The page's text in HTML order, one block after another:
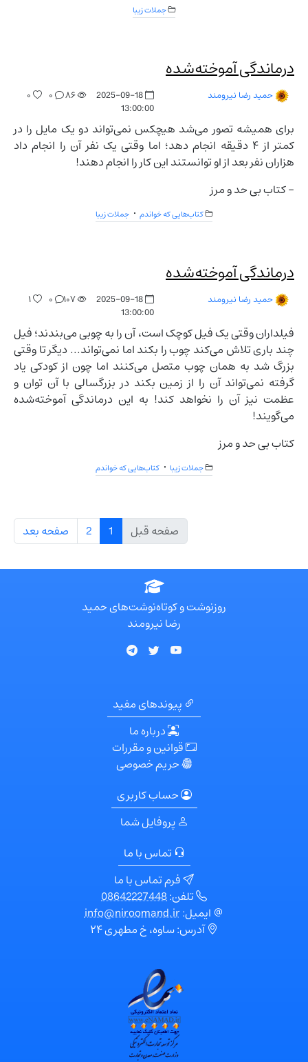
جملات زیبا
درماندگی آموخته‌شده
حمید رضا نیرومند
2025-09-18
13:00:00
۸۶ ۰ ۰
برای همیشه تصور می‌شد هیچکس نمی‌تواند دو یک مایل را در
کمتر از ۴ دقیقه انجام دهد؛ اما وقتی یک نفر آن را انجام داد
هزاران نفر بعد از او توانستند این کار را انجام دهند!
- کتاب بی حد و مرز
کتاب‌هایی که خواندم جملات زیبا
درماندگی آموخته‌شده
حمید رضا نیرومند
2025-09-18
13:00:00
۱۰۷ ۰ ۱
فیلداران وقتی یک فیل کوچک است، آن را به چوبی می‌بندند؛ فیل
چند باری تلاش می‌کند چوب را بکند اما نمی‌تواند... دیگر تا وقتی
بزرگ شد به همان چوب متصل می‌کنند اما چون از کودکی یاد
گرفته نمی‌تواند آن را از زمین بکند در بزرگسالی با آن توان و
عظمت نیز آن را نخواهد کند! به این درماندگی آموخته‌شده
می‌گویند!
کتاب بی حد و مرز
جملات زیبا کتاب‌هایی که خواندم
صفحه قبل 1
2 صفحه بعد
روزنوشت و کوتاه‌نوشت‌های حمید
رضا نیرومند
پیوندهای مفید
درباره ما
قوانین و مقررات
حریم خصوصی
حساب کاربری
پروفایل شما
تماس با ما
فرم تماس با ما
تلفن:08642227448
ایمیل:info@niroomand.ir
آدرس: ساوه، خ مطهری ۲۴